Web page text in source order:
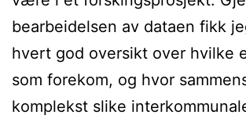
bearbeidelsen av dataen fikk
hvert god oversikt over hvilke
som forekom, og hvor
komplekst slike